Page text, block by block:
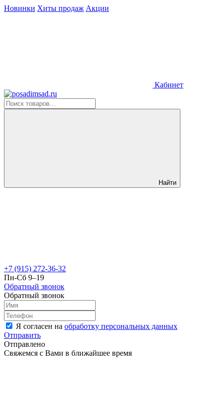
Новинки Хиты продаж Акции
Кабинет
Найти
+7 (915) 272-36-32
Пн-Сб 9–19
Обратный звонок
Обратный звонок
Я согласен на обработку персональных данных
Отправить
Отправлено
Свяжемся с Вами в ближайшее время